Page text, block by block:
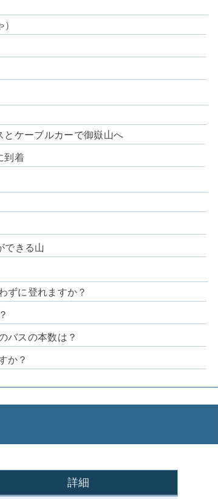
とケーブルカーで御嶽山へ
到着
できる山
ずに登れますか？
バスの本数は？
か？
詳細